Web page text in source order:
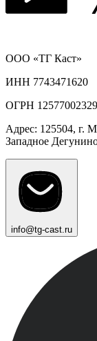
ООО «ТГ Каст»
ИНН 7743471620
ОГРН
Адрес: 125504, г.
Западное
info@tg-cast.ru